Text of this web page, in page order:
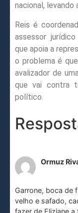
nacional, levando
Reis é
assessor
que apoia a
o problema é
avalizador de
que vai contra
político.
Ormuz
Garrone, boca de
velho e safado,
fazer de Eliziane